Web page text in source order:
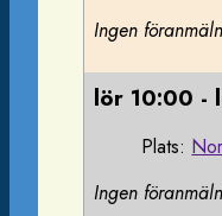
Ingen
lör 10:00 -
Plats:
Ingen